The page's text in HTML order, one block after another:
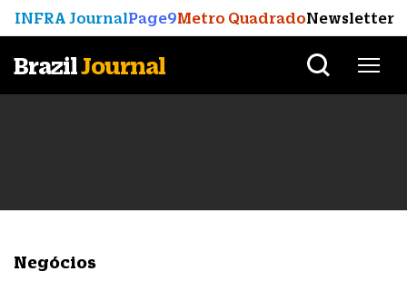
INFRA JournalPage9Metro QuadradoNewsletter
BrazilJournal
Negócios